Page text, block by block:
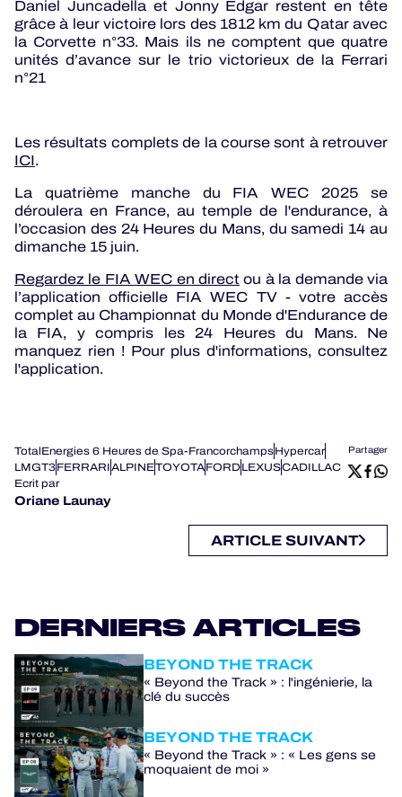
Daniel Juncadella et Jonny Edgar restent en tête
grâce à leur victoire lors des 1812 km du Qatar avec
la Corvette n°33. Mais ils ne comptent que quatre
unités d’avance sur le trio victorieux de la Ferrari
n°21
Les résultats complets de la course sont à retrouver
ICI.
La quatrième manche du FIA WEC 2025 se
déroulera en France, au temple de l'endurance, à
l’occasion des 24 Heures du Mans, du samedi 14 au
dimanche 15 juin.
Regardez le FIA WEC en direct ou à la demande via
l’application officielle FIA WEC TV - votre accès
complet au Championnat du Monde d'Endurance de
la FIA, y compris les 24 Heures du Mans. Ne
manquez rien ! Pour plus d'informations, consultez
l'application.
TotalEnergies 6 Heures de Spa-FrancorchampsHypercar
LMGT3FERRARIALPINETOYOTAFORDLEXUSCADILLAC
Ecrit par
Oriane Launay
Partager
ARTICLE SUIVANT
DERNIERS ARTICLES
BEYOND THE TRACK
« Beyond the Track » : l'ingénierie, la
clé du succès
BEYOND THE TRACK
« Beyond the Track » : « Les gens se
moquaient de moi »